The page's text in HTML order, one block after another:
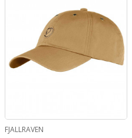
FJALLRAVEN